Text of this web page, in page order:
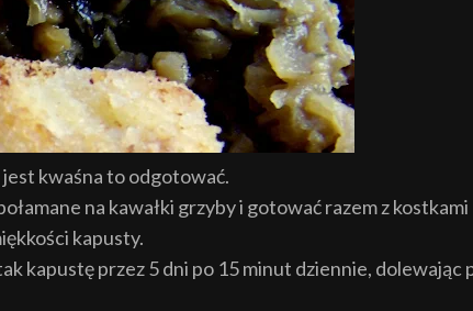
kwaśna to odgotować.
na kawałki grzyby i gotować razem z kostkami
kapusty.
kapustęprzez 5 dni po 15 minut dziennie, dolewając